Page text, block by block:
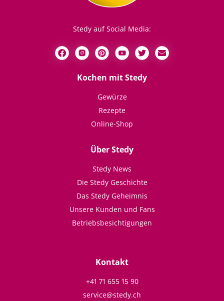
Stedy auf Social Media:
Kochen mit Stedy
Gewürze
Rezepte
Online-Shop
Über Stedy
Stedy News
Die Stedy Geschichte
Das Stedy Geheimnis
Unsere Kunden und Fans
Betriebsbesichtigungen
Kontakt
+41 71 655 15 90
service@stedy.ch